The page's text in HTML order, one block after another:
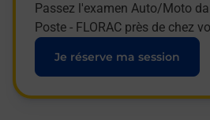
Passez l'examen Auto/Moto
Poste - FLORAC près de chez
Je réserve ma session